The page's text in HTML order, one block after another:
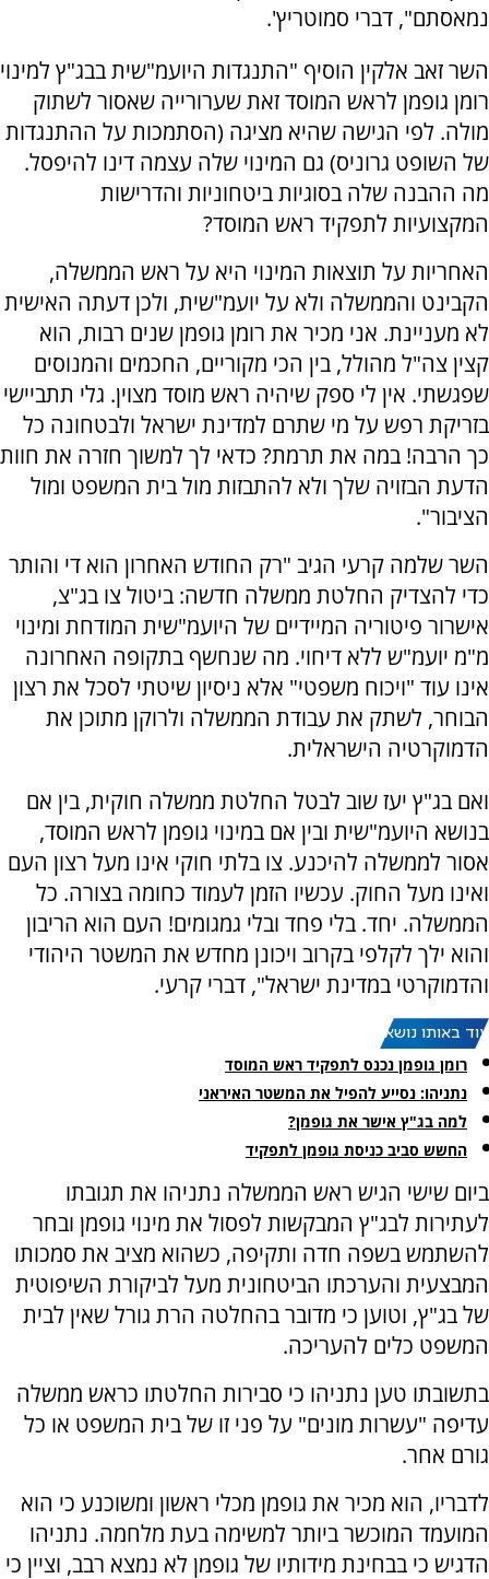
נמאסתם", דברי סמוטריץ'.
השר זאב אלקין הוסיף "התנגדות היועמ"שית בבג"ץ למינוי
רומן גופמן לראש המוסד זאת שערורייה שאסור לשתוק
מולה. לפי הגישה שהיא מציגה (הסתמכות על ההתנגדות
של השופט גרוניס) גם המינוי שלה עצמה דינו להיפסל.
מה ההבנה שלה בסוגיות ביטחוניות והדרישות
המקצועיות לתפקיד ראש המוסד?
האחריות על תוצאות המינוי היא על ראש הממשלה,
הקבינט והממשלה ולא על יועמ"שית, ולכן דעתה האישית
לא מעניינת. אני מכיר את רומן גופמן שנים רבות, הוא
קצין צה"ל מהולל, בין הכי מקוריים, החכמים והמנוסים
שפגשתי. אין לי ספק שיהיה ראש מוסד מצוין. גלי תתביישי
בזריקת רפש על מי שתרם למדינת ישראל ולבטחונה כל
כך הרבה! במה את תרמת? כדאי לך למשוך חזרה את חוות
הדעת הבזויה שלך ולא להתבזות מול בית המשפט ומול
הציבור".
השר שלמה קרעי הגיב "רק החודש האחרון הוא די והותר
כדי להצדיק החלטת ממשלה חדשה: ביטול צו בג"צ,
אישרור פיטוריה המיידיים של היועמ"שית המודחת ומינוי
מ"מ יועמ"ש ללא דיחוי. מה שנחשף בתקופה האחרונה
אינו עוד "ויכוח משפטי" אלא ניסיון שיטתי לסכל את רצון
הבוחר, לשתק את עבודת הממשלה ולרוקן מתוכן את
הדמוקרטיה הישראלית.
ואם בג"ץ יעז שוב לבטל החלטת ממשלה חוקית, בין אם
בנושא היועמ"שית ובין אם במינוי גופמן לראש המוסד,
אסור לממשלה להיכנע. צו בלתי חוקי אינו מעל רצון העם
ואינו מעל החוק. עכשיו הזמן לעמוד כחומה בצורה. כל
הממשלה. יחד. בלי פחד ובלי גמגומים! העם הוא הריבון
והוא ילך לקלפי בקרוב ויכונן מחדש את המשטר היהודי
והדמוקרטי במדינת ישראל", דברי קרעי.
עוד באותו נושא:
רומן גופמן נכנס לתפקיד ראש המוסד
נתניהו: נסייע להפיל את המשטר האיראני
למה בג"ץ אישר את גופמן?
החשש סביב כניסת גופמן לתפקיד
ביום שישי הגיש ראש הממשלה נתניהו את תגובתו
לעתירות לבג"ץ המבקשות לפסול את מינוי גופמן ובחר
להשתמש בשפה חדה ותקיפה, כשהוא מציב את סמכותו
המבצעית והערכתו הביטחונית מעל לביקורת השיפוטית
של בג"ץ, וטוען כי מדובר בהחלטה הרת גורל שאין לבית
המשפט כלים להעריכה.
בתשובתו טען נתניהו כי סבירות החלטתו כראש ממשלה
עדיפה "עשרות מונים" על פני זו של בית המשפט או כל
גורם אחר.
לדבריו, הוא מכיר את גופמן מכלי ראשון ומשוכנע כי הוא
המועמד המוכשר ביותר למשימה בעת מלחמה. נתניהו
הדגיש כי בבחינת מידותיו של גופמן לא נמצא רבב, וציין כי